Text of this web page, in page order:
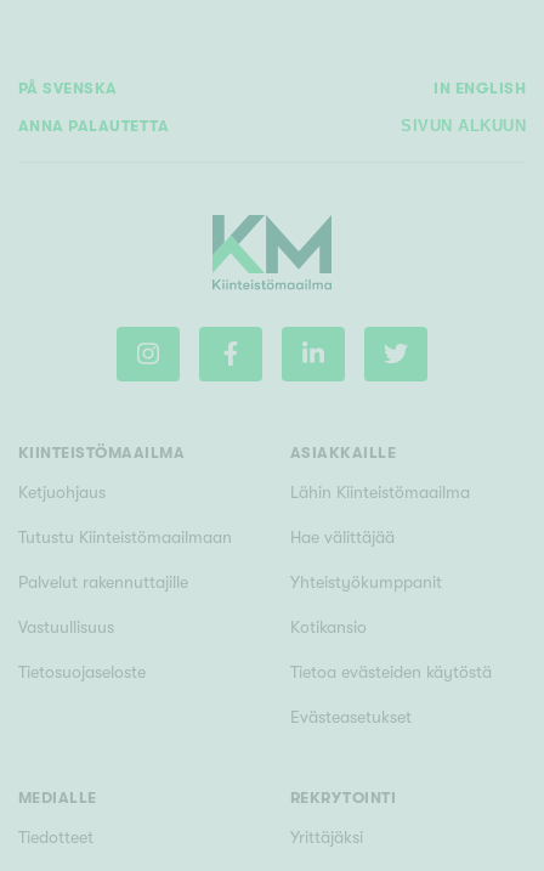
Uudiskohteet
Vain uudiskohteet Ei uudiskohteita
Välttävä
Järvi- tai merinäköala
Maalämpö
Oma ranta
Senioriasunto
PÅ SVENSKA IN ENGLISH
ANNA PALAUTETTA SIVUN ALKUUN
KIINTEISTÖMAAILMA
Ketjuohjaus
Tutustu Kiinteistömaailmaan
Palvelut rakennuttajille
Vastuullisuus
Tietosuojaseloste
ASIAKKAILLE
Lähin Kiinteistömaailma
Hae välittäjää
Yhteistyökumppanit
Kotikansio
Tietoa evästeiden käytöstä
Evästeasetukset
MEDIALLE
Tiedotteet
REKRYTOINTI
Yrittäjäksi